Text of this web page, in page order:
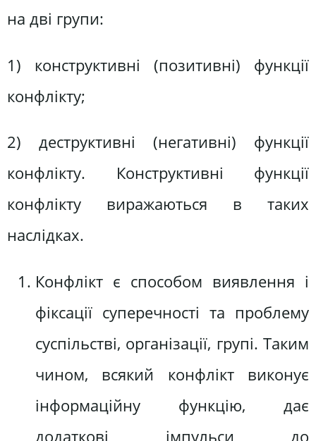
на дві групи:
1) конструктивні (позитивні) функції
конфлікту;
2) деструктивні (негативні) функції
конфлікту. Конструктивні функції
конфлікту виражаються в таких
наслідках.
Конфлікт є способом виявлення і
фіксації суперечності та проблему
суспільстві, організації, групі. Таким
чином, всякий конфлікт виконує
інформаційну функцію, дає